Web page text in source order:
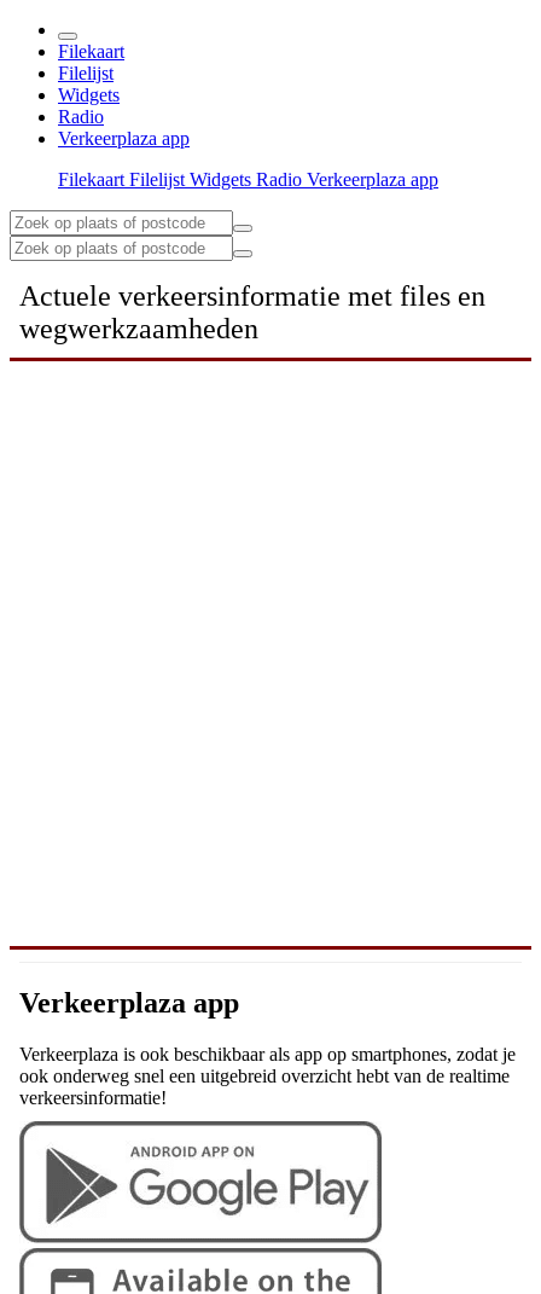
Filekaart
Filelijst
Widgets
Radio
Verkeerplaza app
Filekaart Filelijst Widgets Radio Verkeerplaza app
Actuele verkeersinformatie met files en
wegwerkzaamheden
Verkeerplaza app
Verkeerplaza is ook beschikbaar als app op smartphones, zodat je
ook onderweg snel een uitgebreid overzicht hebt van de realtime
verkeersinformatie!